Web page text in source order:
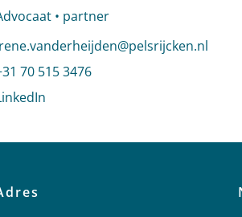
• partner
een e-mail naar Irene van der
naar Irene van der Heijden
70 515 3476